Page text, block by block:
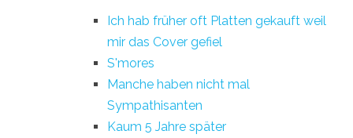
Ich hab früher oft Platten gekauft weil
mir das Cover gefiel
S'mores
Manche haben nicht mal
Sympathisanten
Kaum 5 Jahre später